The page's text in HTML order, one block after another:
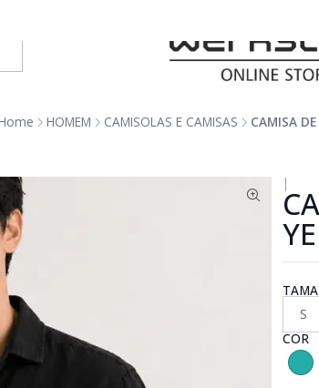
Home HOMEM CAMISOLAS E CAMISAS CAMISA
|
S
COR